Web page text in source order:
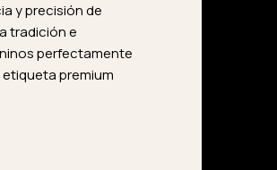
y precisión de
tradición e
perfectamente
premium